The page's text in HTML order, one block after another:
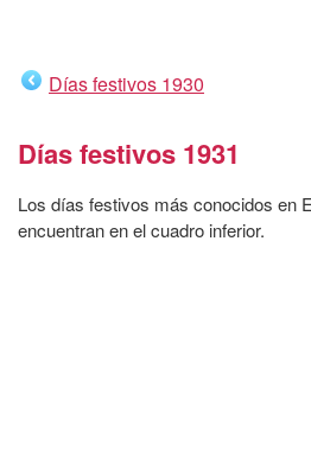
Días festivos 1930
Días festivos 1931
Los días festivos más conocidos en
encuentran en el cuadro inferior.